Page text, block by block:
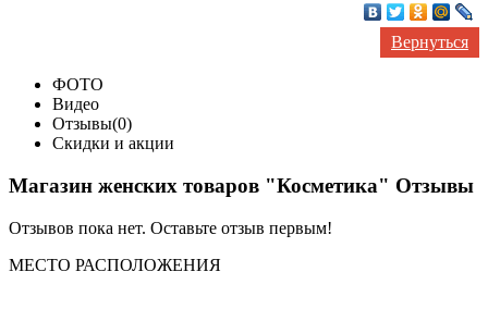
Вернуться
ФОТО
Видео
Отзывы(0)
Скидки и акции
Магазин женских товаров "Косметика" Отзывы
Отзывов пока нет. Оставьте отзыв первым!
МЕСТО РАСПОЛОЖЕНИЯ